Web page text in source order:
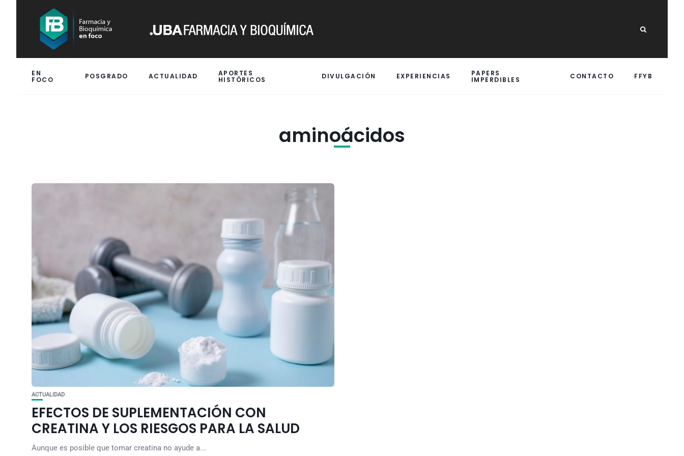
EN
FOCO POSGRADO ACTUALIDAD APORTES
HISTÓRICOS DIVULGACIÓN EXPERIENCIAS PAPERS
IMPERDIBLES CONTACTO FFYB
aminoácidos
ACTUALIDAD
EFECTOS DE SUPLEMENTACIÓN CON
CREATINA Y LOS RIESGOS PARA LA SALUD
Aunque es posible que tomar creatina no ayude a...